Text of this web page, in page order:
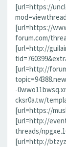
[url=https://
[url=https://
forum.com/
[url=http://
[url=http://
-
cksr0a.tw/
[url=https://
[url=http://
threads/
[url=http://